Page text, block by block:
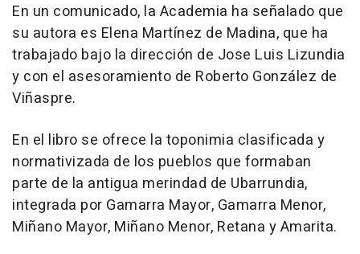
En un comunicado, la Academia ha señalado que
su autora es Elena Martínez de Madina, que ha
trabajado bajo la dirección de Jose Luis Lizundia
y con el asesoramiento de Roberto González de
Viñaspre.
En el libro se ofrece la toponimia clasificada y
normativizada de los pueblos que formaban
parte de la antigua merindad de Ubarrundia,
integrada por Gamarra Mayor, Gamarra Menor,
Miñano Mayor, Miñano Menor, Retana y Amarita.